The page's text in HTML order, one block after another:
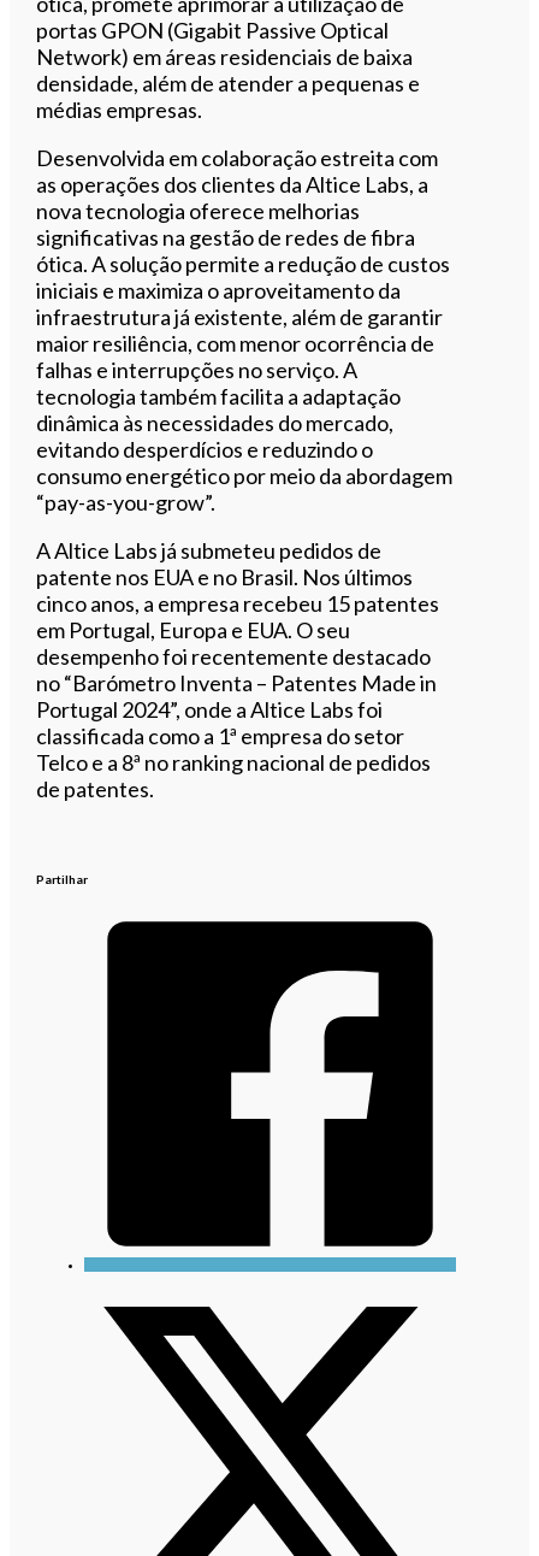
portas GPON (Gigabit Passive Optical
Network) em áreas residenciais de baixa
densidade, além de atender a pequenas e
médias empresas.
Desenvolvida em colaboração estreita com
as operações dos clientes da Altice Labs, a
nova tecnologia oferece melhorias
significativas na gestão de redes de fibra
ótica. A solução permite a redução de custos
iniciais e maximiza o aproveitamento da
infraestrutura já existente, além de garantir
maior resiliência, com menor ocorrência de
falhas e interrupções no serviço. A
tecnologia também facilita a adaptação
dinâmica às necessidades do mercado,
evitando desperdícios e reduzindo o
consumo energético por meio da abordagem
“pay-as-you-grow”.
A Altice Labs já submeteu pedidos de
patente nos EUA e no Brasil. Nos últimos
cinco anos, a empresa recebeu 15 patentes
em Portugal, Europa e EUA. O seu
desempenho foi recentemente destacado
no “Barómetro Inventa – Patentes Made in
Portugal 2024”, onde a Altice Labs foi
classificada como a 1ª empresa do setor
Telco e a 8ª no ranking nacional de pedidos
de patentes.
Partilhar